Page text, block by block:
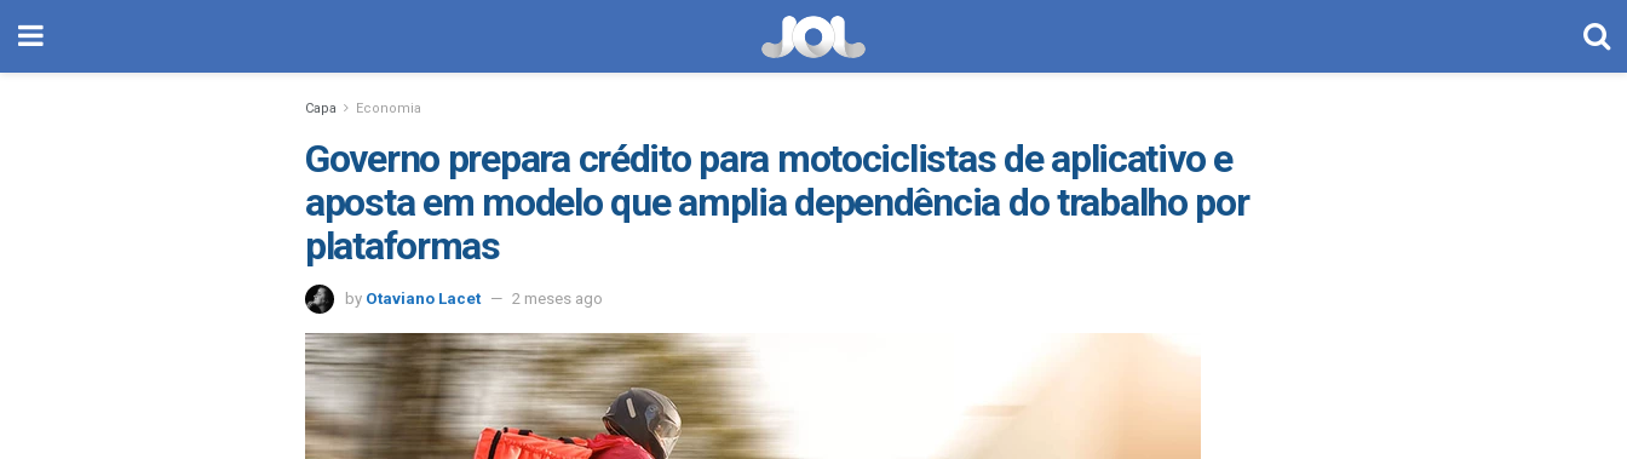
Capa Economia
Governo prepara crédito para motociclistas de aplicativo e
aposta em modelo que amplia dependência do trabalho por
plataformas
by Otaviano Lacet 2 meses ago